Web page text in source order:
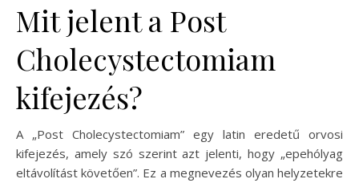
Mit jelent a Post
Cholecystectomiam
kifejezés?
A „Post Cholecystectomiam” egy latin eredetű orvosi
kifejezés, amely szó szerint azt jelenti, hogy „epehólyag
eltávolítást követően”. Ez a megnevezés olyan helyzetekre